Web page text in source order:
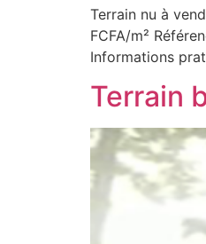
Terrain nu à
FCFA/m²
Informations
Terrain